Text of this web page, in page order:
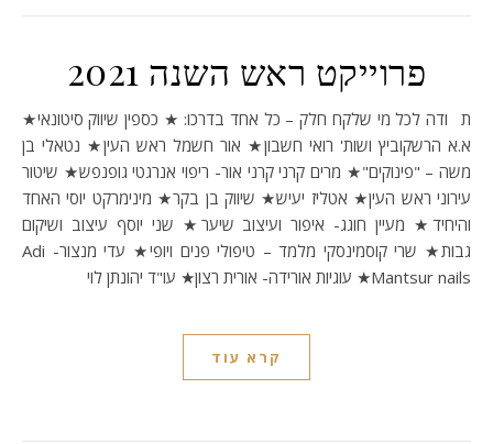
פרוייקט ראש השנה 2021
תודה לכל מי שלקח חלק – כל אחד בדרכו: ★ כספין שיווק סיטונאי★
א.א הרשקוביץ ושות' רואי חשבון★ אור חשמל ראש העין★ נטאלי בן
משה – "פינוקים"★ מרים קרני קרני אור- ריפוי אנרגטי גופנפש★ שיטור
עירוני ראש העין★ אטליז יעיש★ שיווק בן בקר★ מינימרקט יוסי האחד
והיחיד★ מעיין חוגג- איפור ועיצוב שיער★ שני יוסף עיצוב ושיקום
גבות★ שרי קוסמינסקי מלמד – טיפולי פנים ויופי★ עדי מנצור- Adi
Mantsur nails★ עוגיות אורידה- אורית רצון★ עו"ד יהונתן לוי
קרא עוד